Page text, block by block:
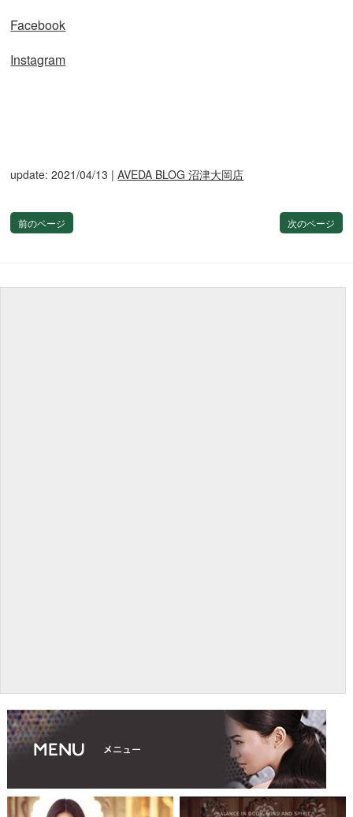
Facebook
Instagram
update: 2021/04/13 |AVEDA BLOG 沼津大岡店
前のページ 次のページ